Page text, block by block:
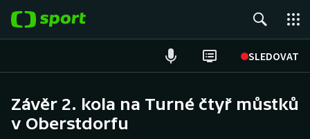
SLEDOVAT
Hokej
Závěr 2. kola na Turné čtyř můstků
v Oberstdorfu